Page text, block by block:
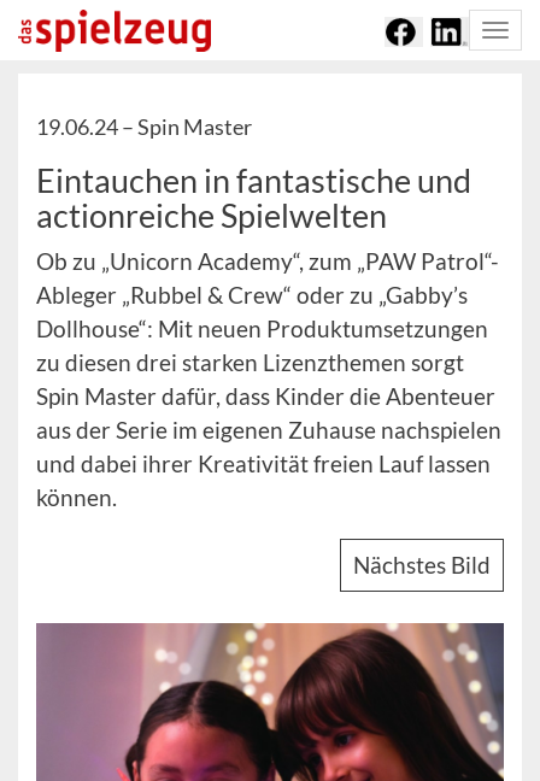
19.06.24 –Spin Master
Eintauchen in fantastische und
actionreiche Spielwelten
Ob zu „Unicorn Academy“, zum „PAW Patrol“-
Ableger „Rubbel & Crew“ oder zu „Gabby’s
Dollhouse“: Mit neuen Produktumsetzungen
zu diesen drei starken Lizenzthemen sorgt
Spin Master dafür, dass Kinder die Abenteuer
aus der Serie im eigenen Zuhause nachspielen
und dabei ihrer Kreativität freien Lauf lassen
können.
Nächstes Bild